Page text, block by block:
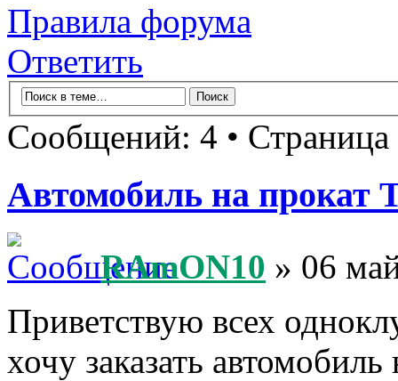
Правила форума
Ответить
Сообщений: 4 • Страница
Автомобиль на прокат
RAmON10 » 06
Приветствую всех
хочу заказать автомобиль